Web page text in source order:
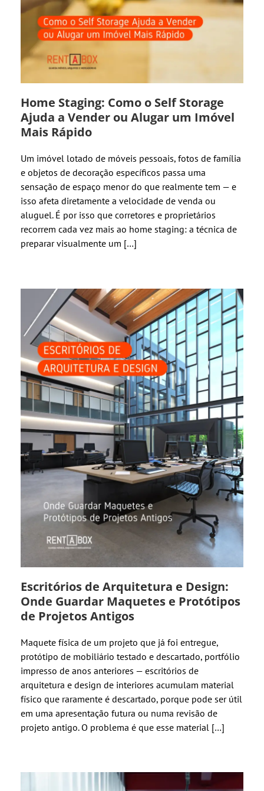
Home Staging: Como o Self Storage
Ajuda a Vender ou Alugar um Imóvel
Mais Rápido
Um imóvel lotado de móveis pessoais, fotos de família
e objetos de decoração específicos passa uma
sensação de espaço menor do que realmente tem — e
isso afeta diretamente a velocidade de venda ou
aluguel. É por isso que corretores e proprietários
recorrem cada vez mais ao home staging: a técnica de
preparar visualmente um […]
Escritórios de Arquitetura e Design:
Onde Guardar Maquetes e Protótipos
de Projetos Antigos
Maquete física de um projeto que já foi entregue,
protótipo de mobiliário testado e descartado, portfólio
impresso de anos anteriores — escritórios de
arquitetura e design de interiores acumulam material
físico que raramente é descartado, porque pode ser útil
em uma apresentação futura ou numa revisão de
projeto antigo. O problema é que esse material […]